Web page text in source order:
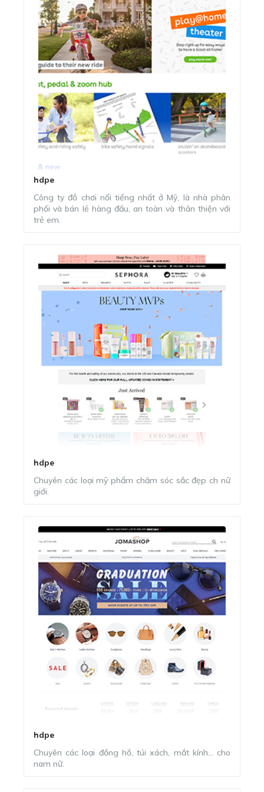
hdpe
Công ty đồ chơi nổi tiếng nhất ở Mỹ, là nhà phân
phối và bán lẻ hàng đầu, an toàn và thân thiện với
trẻ em.
hdpe
Chuyên các loại mỹ phẩm chăm sóc sắc đẹp ch nữ
giới.
hdpe
Chuyên các loại đồng hồ, túi xách, mắt kính… cho
nam nữ.